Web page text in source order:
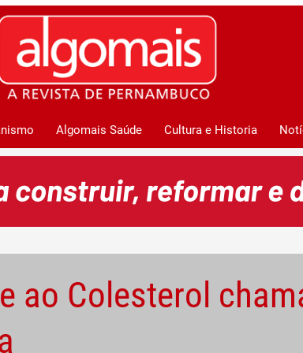
Algomais Saúde Cultura e Historia
ao Colesterol